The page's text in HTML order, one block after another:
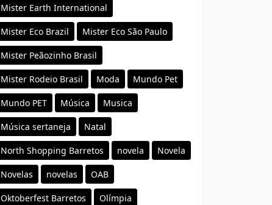
Mister Earth International
Mister Eco Brazil Mister Eco São Paulo
Mister Peãozinho Brasil
Mister Rodeio Brasil Moda Mundo Pet
Mundo PET Música Musica
Música sertaneja Natal
North Shopping Barretos novela Novela
Novelas novelas OAB
Oktoberfest Barretos Olímpia